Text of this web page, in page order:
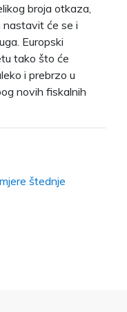
broja otkaza,
nastavit će se i
Europski
tako što će
i prebrzo u
novih fiskalnih
mjere štednje